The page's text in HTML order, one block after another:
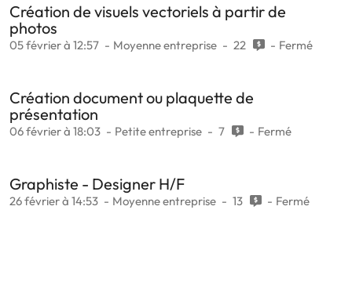
Création de visuels vectoriels à partir de
photos
05 février à 12:57 Moyenne entreprise 22 Fermé
Création document ou plaquette de
présentation
06 février à 18:03 Petite entreprise 7 Fermé
Graphiste - Designer H/F
26 février à 14:53 Moyenne entreprise 13 Fermé